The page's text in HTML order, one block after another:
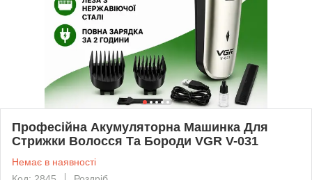
Професійна Акумуляторна Машинка Для
Стрижки Волосся Та Бороди VGR V-031
Немає в наявності